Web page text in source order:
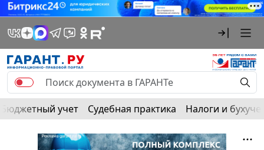
Бюджетный учет Судебная практика Налоги и